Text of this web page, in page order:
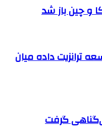
و چین باز شد
ترانزیت داده میان
گرفت